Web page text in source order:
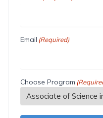
Email (Required)
Choose Program